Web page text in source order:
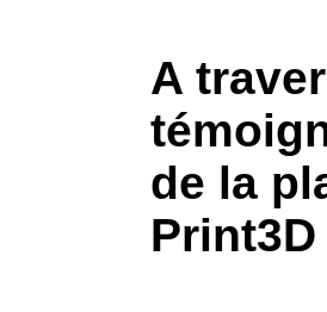
A
de la
Print3D